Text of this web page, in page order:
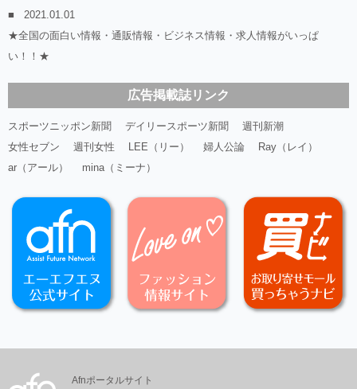
2021.01.01
★全国の面白い情報・通販情報・ビジネス情報・求人情報がいっぱ
い！！★
広告掲載誌リンク
スポーツニッポン新聞 デイリースポーツ新聞
週刊新潮
女性セブン
週刊女性 LEE（リー） 婦人公論
Ray（レイ）
ar（アール）
mina（ミーナ）
Afnポータルサイト